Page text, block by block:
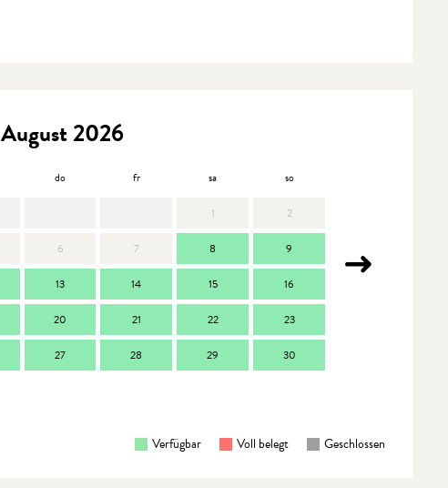
August 2026
do fr sa so
1 2
6 7 8 9
13 14 15 16
20 21 22 23
27 28 29 30
Verfügbar Voll belegt Geschlossen